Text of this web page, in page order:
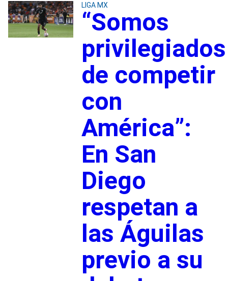
LIGA MX
“Somos
privilegiados
de competir
con
América”:
En San
Diego
respetan a
las Águilas
previo a su